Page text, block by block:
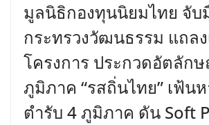
มูลนิธิกองทุนนิยมไทย จับ
กระทรวงวัฒนธรรม แถล
โครงการ ประกวดอัตลัก
ภูมิภาค “รสถิ่นไทย” เฟ้น
ตำรับ 4 ภูมิภาค ดัน Soft